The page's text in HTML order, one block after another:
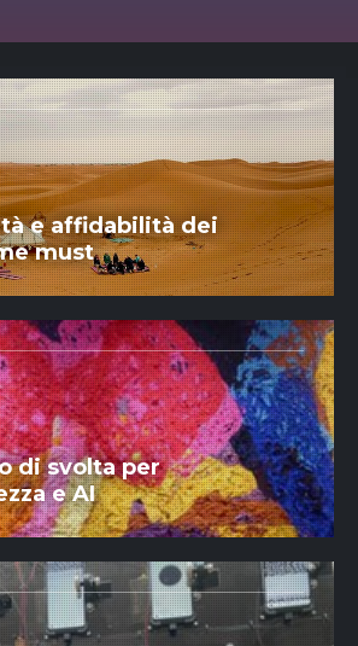
e affidabilità dei
must
di svolta per
e AI